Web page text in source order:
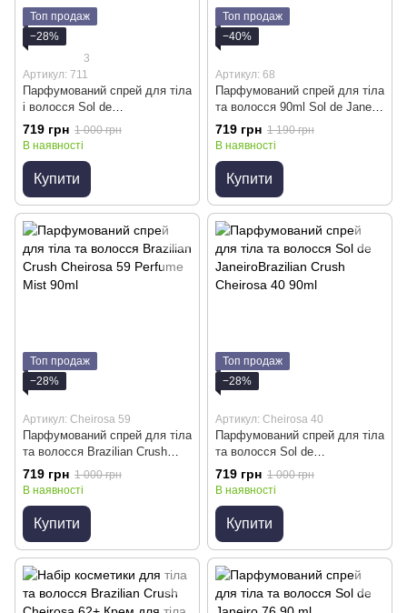
Топ продаж
−28%
3
Артикул: 711
Парфумований спрей для тіла
і волосся Sol de
JaneiroBrazilian Crush Cheirosa
71 90 ml
719 грн 1 000 грн
В наявності
Купити
Топ продаж
−40%
Артикул: 68
Парфумований спрей для тіла
та волосся 90ml Sol de Janeiro
Brazilian Crush Cheirosa 68
719 грн 1 190 грн
В наявності
Купити
Топ продаж
−28%
Артикул: Cheirosa 59
Парфумований спрей для тіла
та волосся Brazilian Crush
Cheirosa 59 Perfume Mist 90ml
719 грн 1 000 грн
В наявності
Купити
Топ продаж
−28%
Артикул: Cheirosa 40
Парфумований спрей для тіла
та волосся Sol de
JaneiroBrazilian Crush Cheirosa
40 90ml
719 грн 1 000 грн
В наявності
Купити